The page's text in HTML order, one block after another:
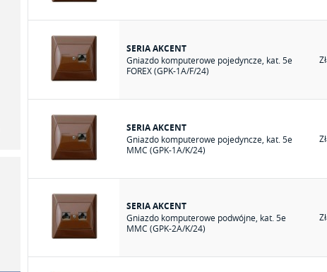
SERIA AKCENT
Gniazdo komputerowe pojedyncze, kat. 5e
FOREX (GPK-1A/F/24)
SERIA AKCENT
Gniazdo komputerowe pojedyncze, kat. 5e
MMC (GPK-1A/K/24)
SERIA AKCENT
Gniazdo komputerowe podwójne, kat. 5e
MMC (GPK-2A/K/24)